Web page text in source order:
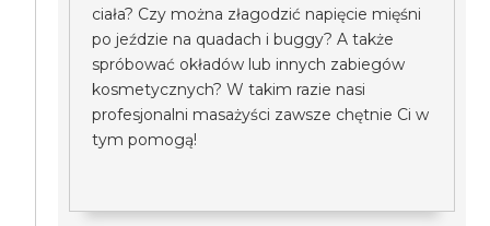
ciała? Czy można złagodzić napięcie mięśni
po jeździe na quadach i buggy? A także
spróbować okładów lub innych zabiegów
kosmetycznych? W takim razie nasi
profesjonalni masażyści zawsze chętnie Ci w
tym pomogą!